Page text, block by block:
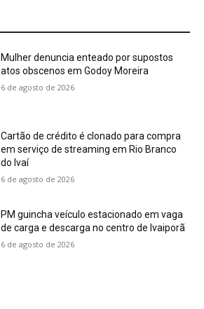
Mulher denuncia enteado por supostos
atos obscenos em Godoy Moreira
6 de agosto de 2026
Cartão de crédito é clonado para compra
em serviço de streaming em Rio Branco
do Ivaí
6 de agosto de 2026
PM guincha veículo estacionado em vaga
de carga e descarga no centro de Ivaiporã
6 de agosto de 2026